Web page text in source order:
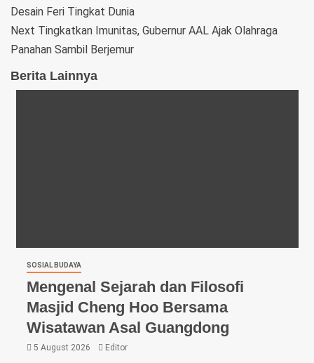
Desain Feri Tingkat Dunia
Next Tingkatkan Imunitas, Gubernur AAL Ajak Olahraga
Panahan Sambil Berjemur
Berita Lainnya
SOSIAL BUDAYA
Mengenal Sejarah dan Filosofi
Masjid Cheng Hoo Bersama
Wisatawan Asal Guangdong
5 August 2026 Editor